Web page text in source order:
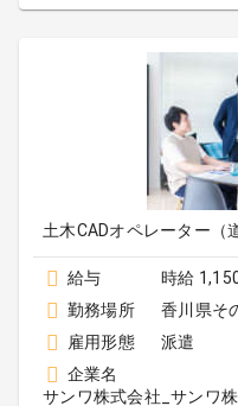
土木CADオペレーター（
給与
時給
勤務場所
香川県そ
雇用形態
派遣
企業名
サンワ株式会社_サンワ